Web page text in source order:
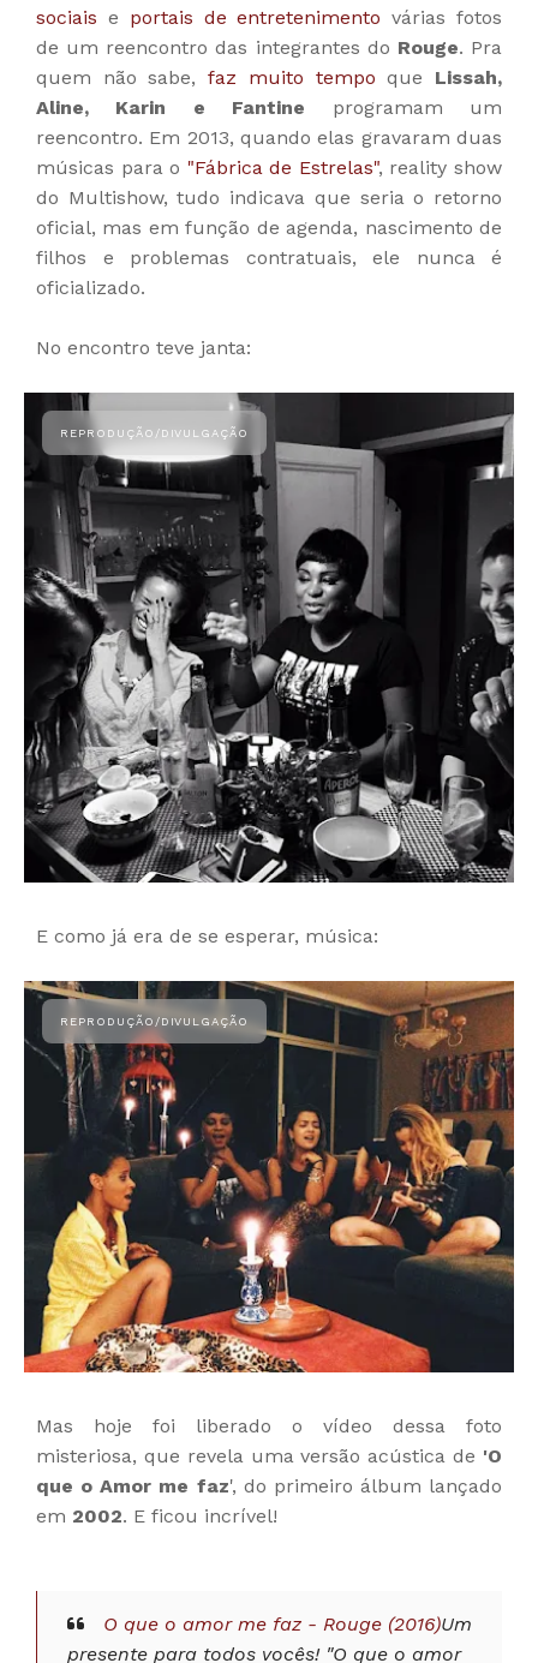
sociais e portais de entretenimento várias fotos
de um reencontro das integrantes do Rouge. Pra
quem não sabe,faz muito tempo que Lissah,
Aline, Karin e Fantine programam um
reencontro. Em 2013, quando elas gravaram duas
músicas para o "Fábrica de Estrelas", reality show
do Multishow, tudo indicava que seria o retorno
oficial, mas em função de agenda, nascimento de
filhos e problemas contratuais, ele nunca é
oficializado.
No encontro teve janta:
E como já era de se esperar, música:
Mas hoje foi liberado o vídeo dessa foto
misteriosa, que revela uma versão acústica de 'O
que o Amor me faz', do primeiro álbum lançado
em 2002. E ficou incrível!
O que o amor me faz - Rouge (2016)Um
presente para todos vocês! "O que o amor